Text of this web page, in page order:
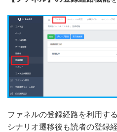
ファネルの登録経路を利用する
シナリオ遷移後も読者の登録